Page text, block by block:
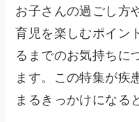
お子さんの過ごし方
育児を楽しむポイン
るまでのお気持ちに
ます。この特集が疾
まるきっかけになる